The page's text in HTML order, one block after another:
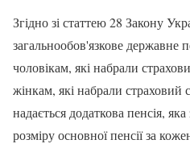
Згідно зі статтею 28 Закону
загальнообов'язкове державне
чоловікам, які набрали
жінкам, які набрали страховий
надається додаткова пенсія,
розміру основної пенсії за